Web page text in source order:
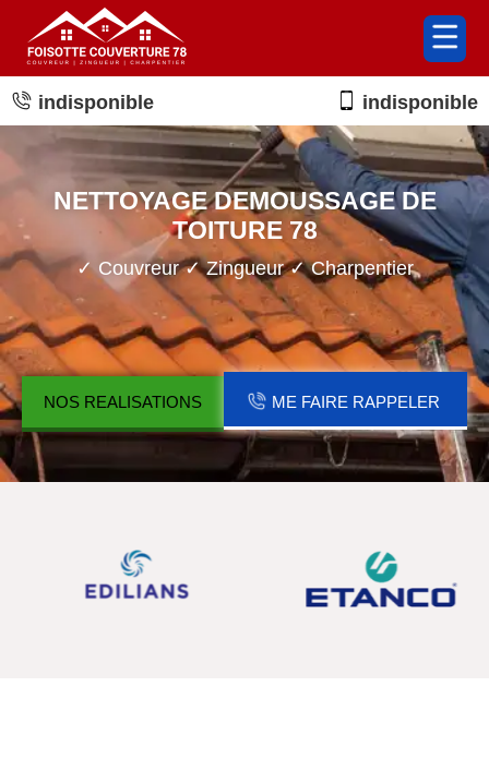
indisponible indisponible
NETTOYAGE DEMOUSSAGE DE
TOITURE 78
✓ Couvreur ✓ Zingueur ✓ Charpentier
NOS REALISATIONS ME FAIRE RAPPELER